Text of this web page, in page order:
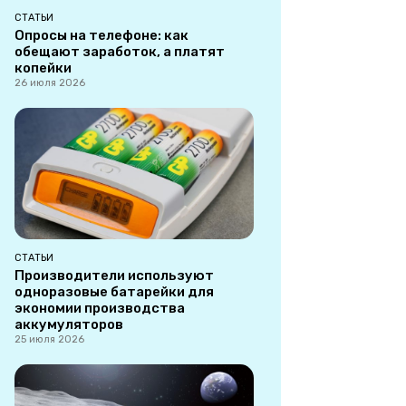
СТАТЬИ
Опросы на телефоне: как
обещают заработок, а платят
копейки
26 июля 2026
СТАТЬИ
Производители используют
одноразовые батарейки для
экономии производства
аккумуляторов
25 июля 2026